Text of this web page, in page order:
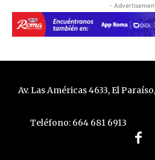
-
Av. Las Américas 4633, El
Teléfono: 664 681 6913